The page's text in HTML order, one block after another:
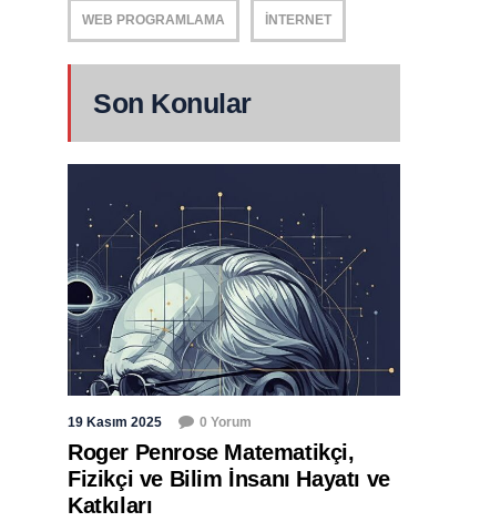
WEB PROGRAMLAMA İNTERNET
Son Konular
19 Kasım 2025 0 Yorum
Roger Penrose Matematikçi,
Fizikçi ve Bilim İnsanı Hayatı ve
Katkıları